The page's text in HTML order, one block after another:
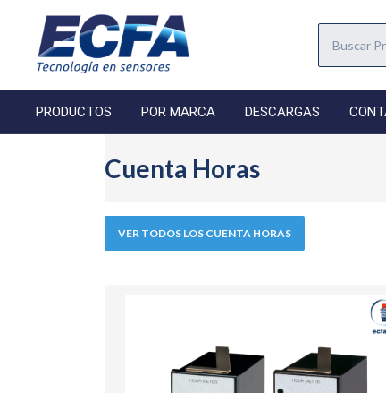
PRODUCTOS POR MARCA DESCARGAS
Cuenta Horas
VER TODOS LOS CUENTA HORAS